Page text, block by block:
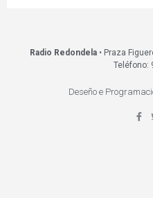
Radio Redondela• Praza
Teléfono:
Deseño e